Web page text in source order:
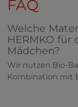
FAQ
Welche
HERMKO für
Mädchen?
Wir nutzen Bio-
Kombination mit